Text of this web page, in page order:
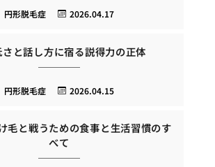
2026.04.17
円形脱毛症
さと話し方に宿る説得力の正体
2026.04.15
円形脱毛症
毛と戦うための食事と生活習慣のす
べて